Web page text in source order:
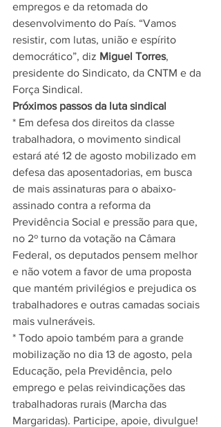
empregos e da retomada do
desenvolvimento do País. “Vamos
resistir, com lutas, união e espírito
democrático”, diz Miguel Torres,
presidente do Sindicato, da CNTM e da
Força Sindical.
Próximos passos da luta sindical
* Em defesa dos direitos da classe
trabalhadora, o movimento sindical
estará até 12 de agosto mobilizado em
defesa das aposentadorias, em busca
de mais assinaturas para o abaixo-
assinado contra a reforma da
Previdência Social e pressão para que,
no 2º turno da votação na Câmara
Federal, os deputados pensem melhor
e não votem a favor de uma proposta
que mantém privilégios e prejudica os
trabalhadores e outras camadas sociais
mais vulneráveis.
* Todo apoio também para a grande
mobilização no dia 13 de agosto, pela
Educação, pela Previdência, pelo
emprego e pelas reivindicações das
trabalhadoras rurais (Marcha das
Margaridas). Participe, apoie, divulgue!